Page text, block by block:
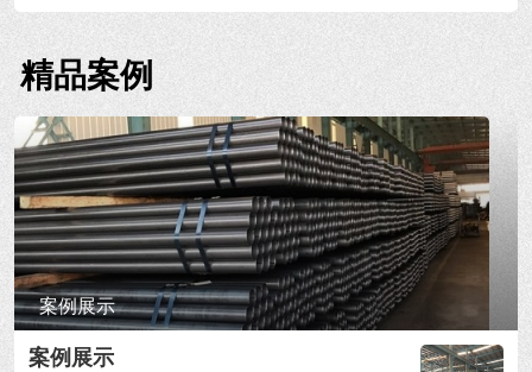
精品案例
案例展示
案例展示